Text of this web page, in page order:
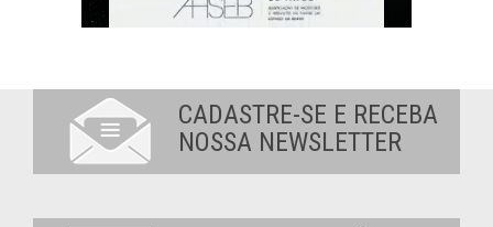
CADASTRE-SE E RECEBA
NOSSA NEWSLETTER